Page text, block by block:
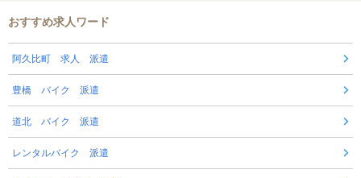
おすすめ求人ワード
阿久比町 求人 派遣
豊橋 バイク 派遣
道北 バイク 派遣
レンタルバイク 派遣